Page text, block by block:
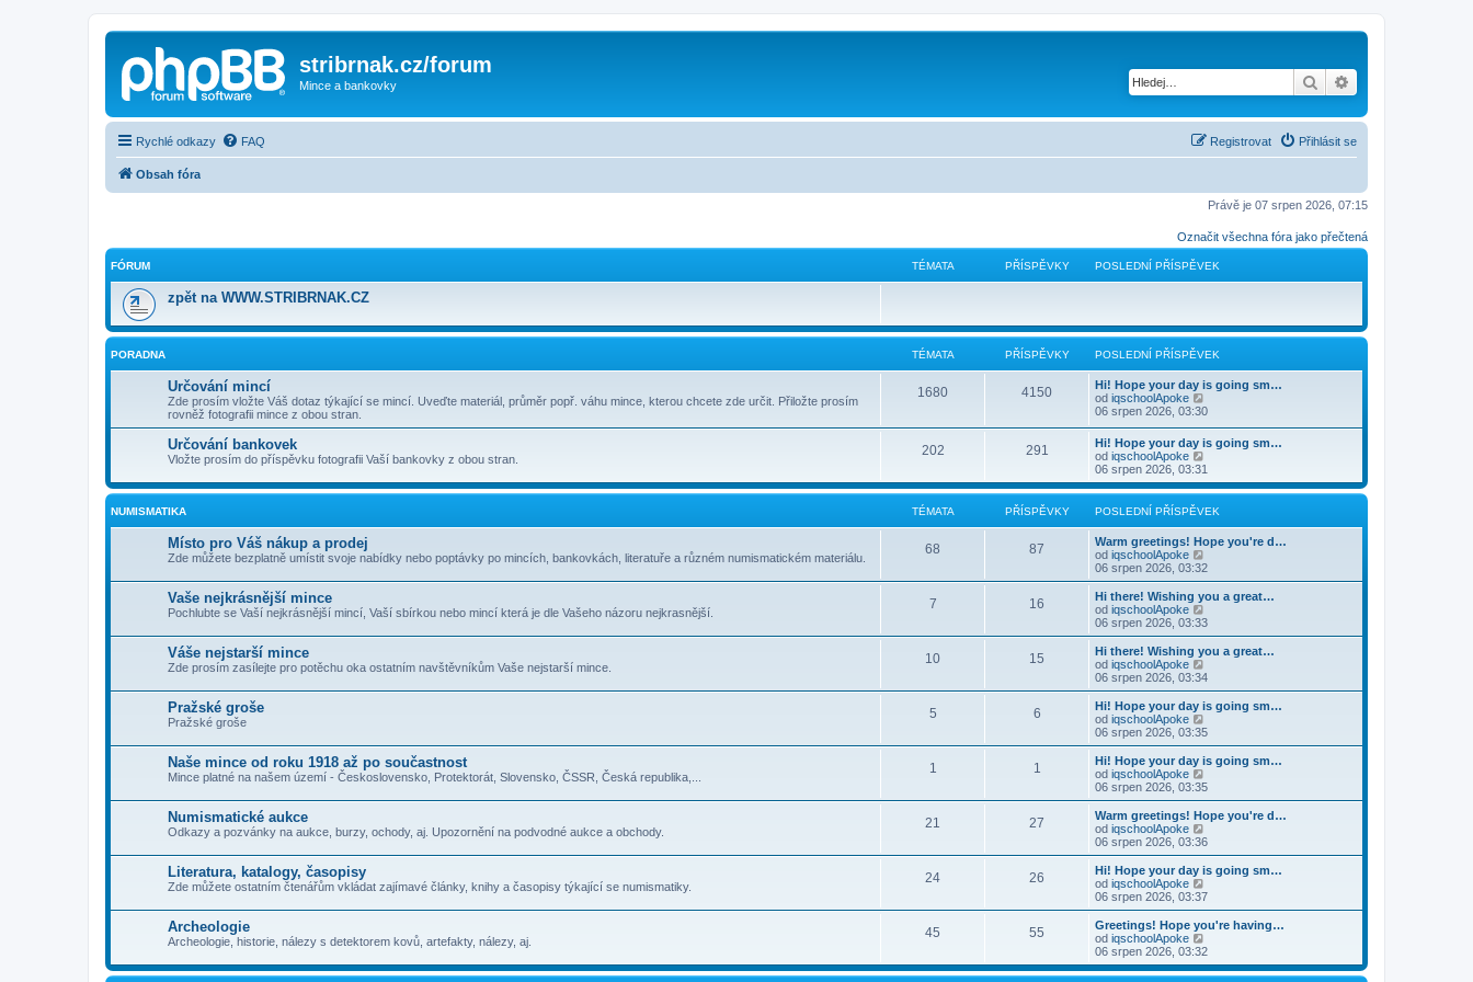
stribrnak.cz/forum
Mince a bankovky Hledat
Rychlé odkazy FAQ Přihlásit se
Registrovat
Obsah fóra
Právě je 07 srpen 2026, 07:15
Označit všechna fóra jako přečtená
FÓRUM TÉMATA PŘÍSPĚVKY POSLEDNÍ PŘÍSPĚVEK
zpět na WWW.STRIBRNAK.CZ
PORADNA TÉMATA PŘÍSPĚVKY POSLEDNÍ PŘÍSPĚVEK
Určování mincí
Zde prosím vložte Váš dotaz týkající se mincí. Uveďte materiál, průměr popř. váhu mince, kterou chcete zde určit. Přiložte prosím
rovněž fotografii mince z obou stran.
1680 4150
Hi! Hope your day is going sm…
od iqschoolApoke
o
r
a
z
i
t
o
s
l
d
n
í
ř
í
s
p
ě
v
e
k
06 srpen 2026, 03:30
Určování bankovek
Vložte prosím do příspěvku fotografii Vaší bankovky z obou stran.
202 291
Hi! Hope your day is going sm…
od iqschoolApoke
o
b
r
a
t
o
s
l
d
n
í
ř
í
s
ě
v
e
06 srpen 2026, 03:31
NUMISMATIKA TÉMATA PŘÍSPĚVKY POSLEDNÍ PŘÍSPĚVEK
Místo pro Váš nákup a prodej
Zde můžete bezplatně umístit svoje nabídky nebo poptávky po mincích, bankovkách, literatuře a různém numismatickém materiálu.
68 87
Warm greetings! Hope you're d…
od iqschoolApoke
o
b
r
z
p
o
s
e
n
í
p
í
s
p
v
e
k
06 srpen 2026, 03:32
Vaše nejkrásnější mince
Pochlubte se Vaší nejkrásnější mincí, Vaší sbírkou nebo mincí která je dle Vašeho názoru nejkrasnější.
7 16
Hi there! Wishing you a great…
od iqschoolApoke
o
b
r
z
t
p
o
s
e
n
í
p
í
s
p
v
e
k
06 srpen 2026, 03:33
Váše nejstarší mince
Zde prosím zasílejte pro potěchu oka ostatním navštěvníkům Vaše nejstarší mince.
10 15
Hi there! Wishing you a great…
od iqschoolApoke
o
b
r
z
t
p
o
s
e
n
í
p
í
s
p
v
e
k
06 srpen 2026, 03:34
Pražské groše
Pražské groše
5 6
Hi! Hope your day is going sm…
od iqschoolApoke
o
b
r
z
p
o
s
e
n
í
p
í
s
06 srpen 2026, 03:35
Naše mince od roku 1918 až po součastnost
Mince platné na našem území - Československo, Protektorát, Slovensko, ČSSR, Česká republika,...
1 1
Hi! Hope your day is going sm…
od iqschoolApoke
o
b
r
a
z
t
p
o
e
n
í
06 srpen 2026, 03:35
Numismatické aukce
Odkazy a pozvánky na aukce, burzy, ochody, aj. Upozornění na podvodné aukce a obchody.
21 27
Warm greetings! Hope you're d…
od iqschoolApoke
o
b
r
z
p
o
s
l
06 srpen 2026, 03:36
Literatura, katalogy, časopisy
Zde můžete ostatním čtenářům vkládat zajímavé články, knihy a časopisy týkající se numismatiky.
24 26
Hi! Hope your day is going sm…
od iqschoolApoke
o
b
r
z
t
06 srpen 2026, 03:37
Archeologie
Archeologie, historie, nálezy s detektorem kovů, artefakty, nálezy, aj.
45 55
Greetings! Hope you're having…
od iqschoolApoke
o
b
r
06 srpen 2026, 03:32